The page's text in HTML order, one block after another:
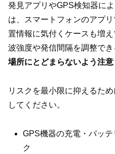
発見アプリやGPS検知器に
は、スマートフォンのアプ
置情報に気付くケースも増
波強度や発信間隔を調整でき
場所にとどまらないよう注意
リスクを最小限に抑えるた
してください。
GPS機器の充電・バッ
ク